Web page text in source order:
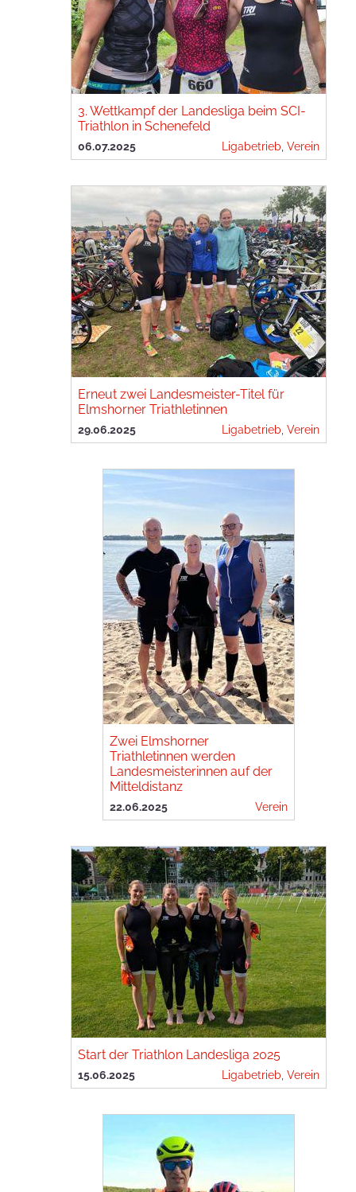
3. Wettkampf der Landesliga beim SCI-
Triathlon in Schenefeld
06.07.2025 Ligabetrieb Verein
Erneut zwei Landesmeister-Titel für
Elmshorner Triathletinnen
29.06.2025 Ligabetrieb Verein
Zwei Elmshorner
Triathletinnen werden
Landesmeisterinnen auf der
Mitteldistanz
22.06.2025 Verein
Start der Triathlon Landesliga 2025
15.06.2025 Ligabetrieb Verein